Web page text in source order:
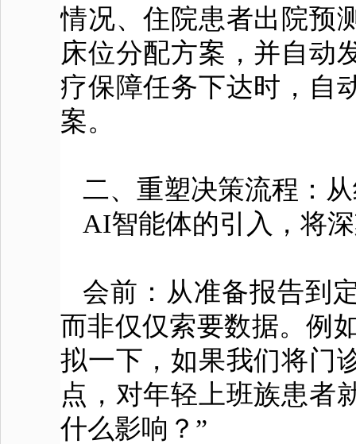
情况、住院患者出院预
床位分配方案，并自动
疗保障任务下达时，自
案。
二、重塑决策流程：
AI智能体的引入，将
会前：从准备报告到
而非仅仅索要数据。例
拟一下，如果我们将门
点，对年轻上班族患者
什么影响？”